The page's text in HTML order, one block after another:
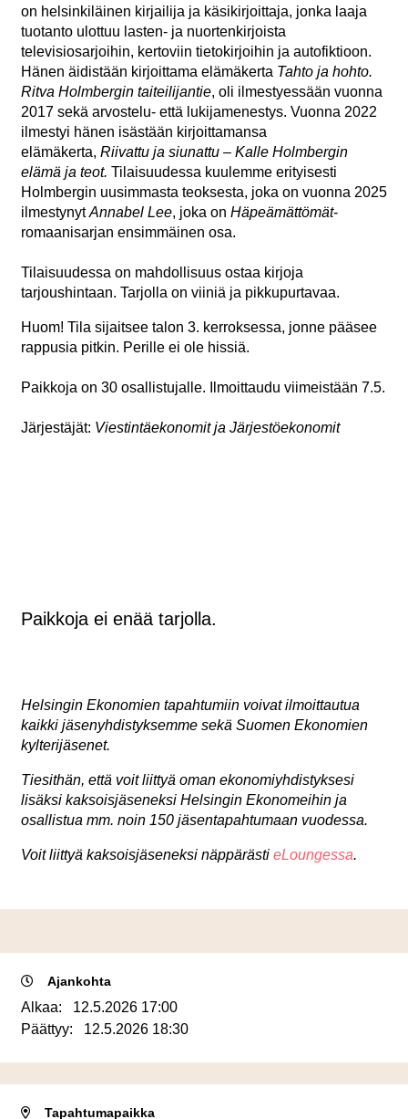
on helsinkiläinen kirjailija ja käsikirjoittaja, jonka laaja
tuotanto ulottuu lasten- ja nuortenkirjoista
televisiosarjoihin, kertoviin tietokirjoihin ja autofiktioon.
Hänen äidistään kirjoittama elämäkerta Tahto ja hohto.
Ritva Holmbergin taiteilijantie, oli ilmestyessään vuonna
2017 sekä arvostelu- että lukijamenestys. Vuonna 2022
ilmestyi hänen isästään kirjoittamansa
elämäkerta, Riivattu ja siunattu – Kalle Holmbergin
elämä ja teot. Tilaisuudessa kuulemme erityisesti
Holmbergin uusimmasta teoksesta, joka on vuonna 2025
ilmestynytAnnabel Lee, joka on Häpeämättömät-
romaanisarjan ensimmäinen osa.
Tilaisuudessa on mahdollisuus ostaa kirjoja
tarjoushintaan. Tarjolla on viiniä ja pikkupurtavaa.
Huom! Tila sijaitsee talon 3. kerroksessa, jonne pääsee
rappusia pitkin. Perille ei ole hissiä.
Paikkoja on 30 osallistujalle. Ilmoittaudu viimeistään 7.5.
Järjestäjät: Viestintäekonomit ja Järjestöekonomit
Paikkoja ei enää tarjolla.
Helsingin Ekonomien tapahtumiin voivat ilmoittautua
kaikki jäsenyhdistyksemme sekä Suomen Ekonomien
kylterijäsenet.
Tiesithän, että voit liittyä oman ekonomiyhdistyksesi
lisäksi kaksoisjäseneksi Helsingin Ekonomeihin ja
osallistua mm. noin 150 jäsentapahtumaan vuodessa.
Voit liittyä kaksoisjäseneksi näppärästi eLoungessa.
Ajankohta
Alkaa: 12.5.2026 17:00
Päättyy: 12.5.2026 18:30
Tapahtumapaikka